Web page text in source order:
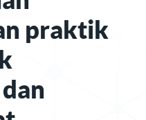
praktik